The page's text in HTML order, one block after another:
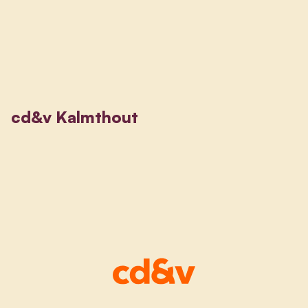
cd&v Kalmthout